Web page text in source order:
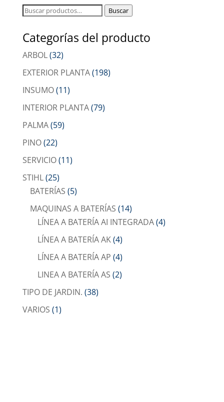
Buscar
Buscar
Categorías del producto
ARBOL(32)
EXTERIOR PLANTA(198)
INSUMO(11)
INTERIOR PLANTA(79)
PALMA(59)
PINO(22)
SERVICIO(11)
STIHL(25)
BATERÍAS (5)
MAQUINAS A BATERÍAS (14)
LÍNEA A BATERÍA AI INTEGRADA(4)
LÍNEA A BATERÍA AK(4)
LÍNEA A BATERÍA AP (4)
LINEA A BATERÍA AS (2)
TIPO DE JARDIN. (38)
VARIOS (1)